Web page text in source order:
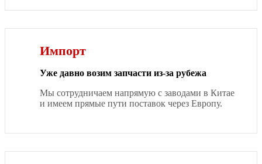
Импорт
Уже давно возим запчасти из-за рубежа
Мы сотрудничаем напрямую с заводами в Китае
и имеем прямые пути поставок через Европу.